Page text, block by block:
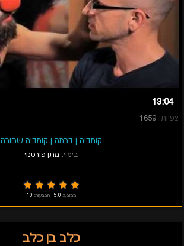
13:04
צפיות: 1659
קומדיה | דרמה | קומדיה שחורה
בימוי: מתן פורטנוי
ממוצע: 5.0
|הצבעות: 10
כלב בן כלב